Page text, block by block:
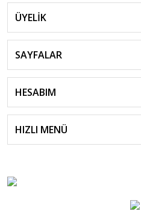
ÜYELİK
SAYFALAR
HESABIM
HIZLI MENÜ